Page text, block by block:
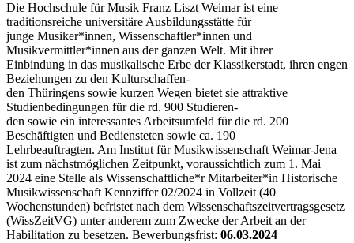
Die Hochschule für Musik Franz Liszt Weimar ist eine
traditionsreiche universitäre Ausbildungsstätte für
junge Musiker*innen, Wissenschaftler*innen und
Musikvermittler*innen aus der ganzen Welt. Mit ihrer
Einbindung in das musikalische Erbe der Klassikerstadt, ihren engen
Beziehungen zu den Kulturschaffen-
den Thüringens sowie kurzen Wegen bietet sie attraktive
Studienbedingungen für die rd. 900 Studieren-
den sowie ein interessantes Arbeitsumfeld für die rd. 200
Beschäftigten und Bediensteten sowie ca. 190
Lehrbeauftragten. Am Institut für Musikwissenschaft Weimar-Jena
ist zum nächstmöglichen Zeitpunkt, voraussichtlich zum 1. Mai
2024 eine Stelle als Wissenschaftliche*r Mitarbeiter*in Historische
Musikwissenschaft Kennziffer 02/2024 in Vollzeit (40
Wochenstunden) befristet nach dem Wissenschaftszeitvertragsgesetz
(WissZeitVG) unter anderem zum Zwecke der Arbeit an der
Habilitation zu besetzen. Bewerbungsfrist: 06.03.2024